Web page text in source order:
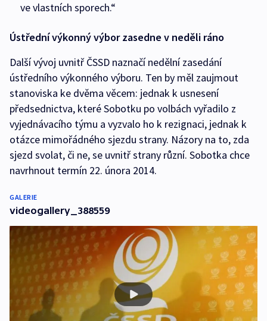
ve vlastních sporech.“
Ústřední výkonný výbor zasedne v neděli ráno
Další vývoj uvnitř ČSSD naznačí nedělní zasedání
ústředního výkonného výboru. Ten by měl zaujmout
stanoviska ke dvěma věcem: jednak k usnesení
předsednictva, které Sobotku po volbách vyřadilo z
vyjednávacího týmu a vyzvalo ho k rezignaci, jednak k
otázce mimořádného sjezdu strany. Názory na to, zda
sjezd svolat, či ne, se uvnitř strany různí. Sobotka chce
navrhnout termín 22. února 2014.
GALERIE
videogallery_388559